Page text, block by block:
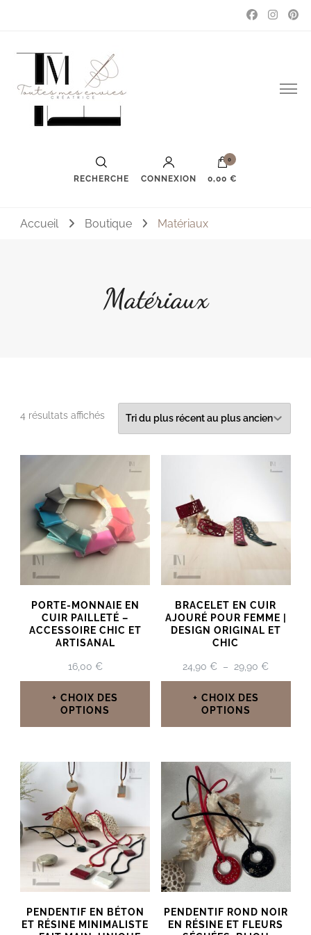
Toutes mes envies
Couture, accessoires, mode, bijoux …
RECHERCHE CONNEXION
0
0,00 €
Accueil Boutique Matériaux
Matériaux
4 résultats affichésTrié
récent
plus
ancien
PORTE-MONNAIE EN
CUIR PAILLETÉ –
ACCESSOIRE CHIC ET
ARTISANAL
16,00 €
CHOIX DES
OPTIONS
produit
a
plusieurs
variations.
Les
options
être
BRACELET EN CUIR
AJOURÉ POUR FEMME |
DESIGN ORIGINAL ET
CHIC
24,90€ – 29,90€
DE
CHOIX DES
OPTIONS
produit
a
plusieurs
variations.
Les
options
être
PENDENTIF EN BÉTON
ET RÉSINE MINIMALISTE
PENDENTIF ROND NOIR
EN RÉSINE ET FLEURS